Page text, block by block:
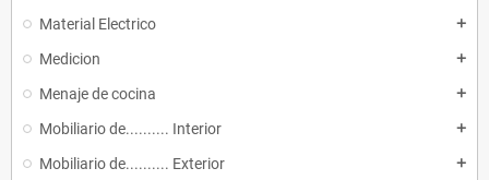
Material Electrico add
Medicion add
Menaje de cocina add
Mobiliario de.......... Interior add
Mobiliario de.......... Exterior add